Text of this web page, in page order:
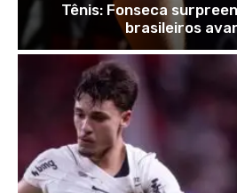
Tênis: Fonseca
brasileiros